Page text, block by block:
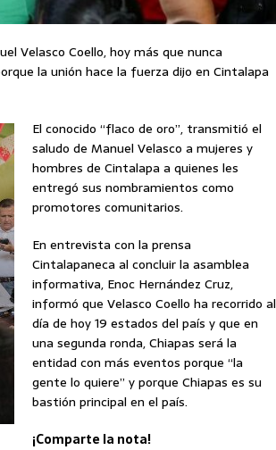
Velasco Coello, hoy más que nunca
la unión hace la fuerza dijo en Cintalapa
El conocido “flaco de oro”, transmitió el
saludo de Manuel Velasco a mujeres y
hombres de Cintalapa a quienes les
entregó sus nombramientos como
promotores comunitarios.
En entrevista con la prensa
Cintalapaneca al concluir la asamblea
informativa, Enoc Hernández Cruz,
informó que Velasco Coello ha recorrido al
día de hoy 19 estados del país y que en
una segunda ronda, Chiapas será la
entidad con más eventos porque “la
gente lo quiere” y porque Chiapas es su
bastión principal en el país.
¡Comparte la nota!